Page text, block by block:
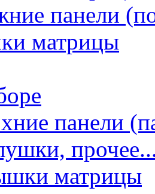
панели
матрицы
панели
матрицы